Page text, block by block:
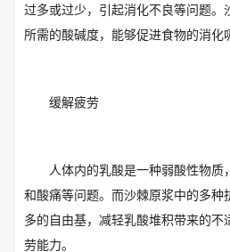
过多或过少，引起消化不良等问题。
所需的酸碱度，能够促进食物的消化
缓解疲劳
人体内的乳酸是一种弱酸性物
和酸痛等问题。而沙棘原浆中的多种
多的自由基，减轻乳酸堆积带来的不
劳能力。